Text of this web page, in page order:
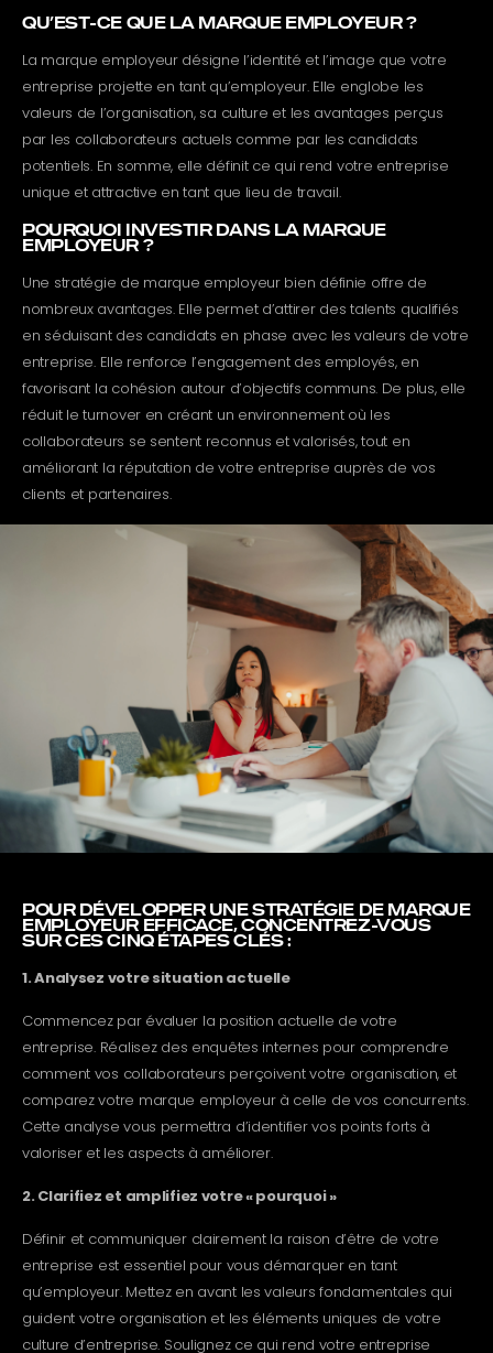
QU’EST-CE QUE LA MARQUE EMPLOYEUR ?
La marque employeur désigne l’identité et l’image que votre
entreprise projette en tant qu’employeur. Elle englobe les
valeurs de l’organisation, sa culture et les avantages perçus
par les collaborateurs actuels comme par les candidats
potentiels. En somme, elle définit ce qui rend votre entreprise
unique et attractive en tant que lieu de travail.
POURQUOI INVESTIR DANS LA MARQUE
EMPLOYEUR ?
Une stratégie de marque employeur bien définie offre de
nombreux avantages. Elle permet d’attirer des talents qualifiés
en séduisant des candidats en phase avec les valeurs de votre
entreprise. Elle renforce l’engagement des employés, en
favorisant la cohésion autour d’objectifs communs. De plus, elle
réduit le turnover en créant un environnement où les
collaborateurs se sentent reconnus et valorisés, tout en
améliorant la réputation de votre entreprise auprès de vos
clients et partenaires.
POUR DÉVELOPPER UNE STRATÉGIE DE MARQUE
EMPLOYEUR EFFICACE, CONCENTREZ-VOUS
SUR CES CINQ ÉTAPES CLÉS :
1. Analysez votre situation actuelle
Commencez par évaluer la position actuelle de votre
entreprise. Réalisez des enquêtes internes pour comprendre
comment vos collaborateurs perçoivent votre organisation, et
comparez votre marque employeur à celle de vos concurrents.
Cette analyse vous permettra d’identifier vos points forts à
valoriser et les aspects à améliorer.
2. Clarifiez et amplifiez votre « pourquoi »
Définir et communiquer clairement la raison d’être de votre
entreprise est essentiel pour vous démarquer en tant
qu’employeur. Mettez en avant les valeurs fondamentales qui
guident votre organisation et les éléments uniques de votre
culture d’entreprise. Soulignez ce qui rend votre entreprise